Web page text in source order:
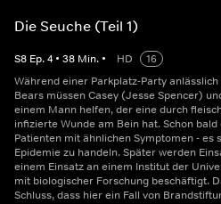
Die Seuche (Teil 1)
S8 Ep.4 • 38 Min. • HD
16
Während einer Parkplatz-Party
Bears müssen Casey (Jesse Spencer)
einem Mann helfen, der eine durch
infizierte Wunde am Bein hat. Schon
Patienten mit ähnlichen Symptomen - es
Epidemie zu handeln. Später werden
einem Einsatz an einem Institut der
mit biologischer Forschung beschäftigt.
Schluss, dass hier ein Fall von